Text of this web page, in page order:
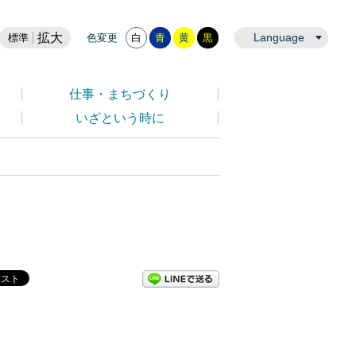
標準 拡大 色変更 白 青 黄 黒 Language
仕事・まちづくり
いざという時に